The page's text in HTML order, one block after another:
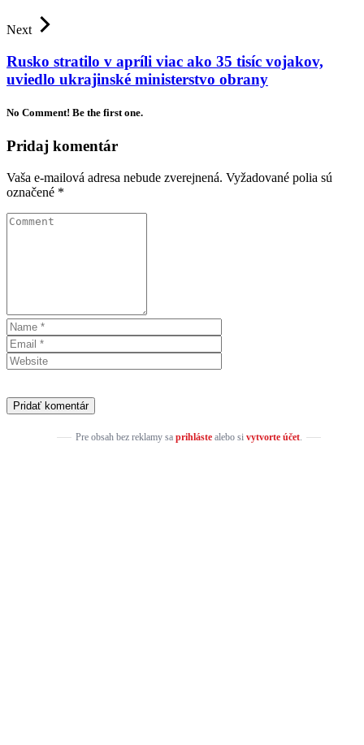
Next
Rusko stratilo v apríli viac ako 35 tisíc vojakov,
uviedlo ukrajinské ministerstvo obrany
No Comment! Be the first one.
Pridaj komentár
Vaša e-mailová adresa nebude zverejnená. Vyžadované polia sú
označené *
Pre obsah bez reklamy sa prihlástealebo si vytvorte účet.